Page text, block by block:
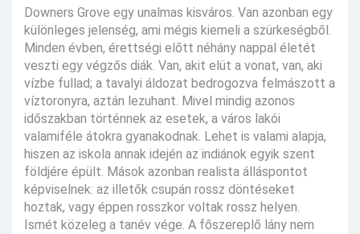
Downers Grove egy unalmas kisváros. Van azonban egy
különleges jelenség, ami mégis kiemeli a szürkeségből.
Minden évben, érettségi előtt néhány nappal életét
veszti egy végzős diák. Van, akit elüt a vonat, van, aki
vízbe fullad; a tavalyi áldozat bedrogozva felmászott a
víztoronyra, aztán lezuhant. Mivel mindig azonos
időszakban történnek az esetek, a város lakói
valamiféle átokra gyanakodnak. Lehet is valami alapja,
hiszen az iskola annak idején az indiánok egyik szent
földjére épült. Mások azonban realista álláspontot
képviselnek: az illetők csupán rossz döntéseket
hoztak, vagy éppen rosszkor voltak rossz helyen.
Ismét közeleg a tanév vége. A főszereplő lány nem